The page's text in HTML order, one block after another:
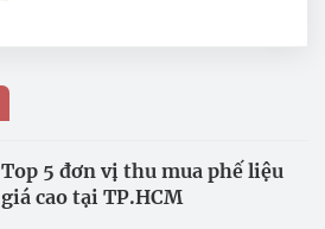
Top 5 đơn vị thu mua phế liệu
giá cao tại TP.HCM